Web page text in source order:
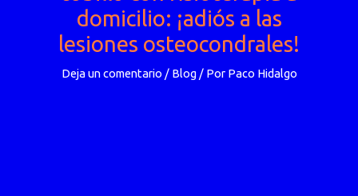
domicilio: ¡adiós a las
lesiones osteocondrales!
Deja un comentario / Blog/ Por Paco Hidalgo